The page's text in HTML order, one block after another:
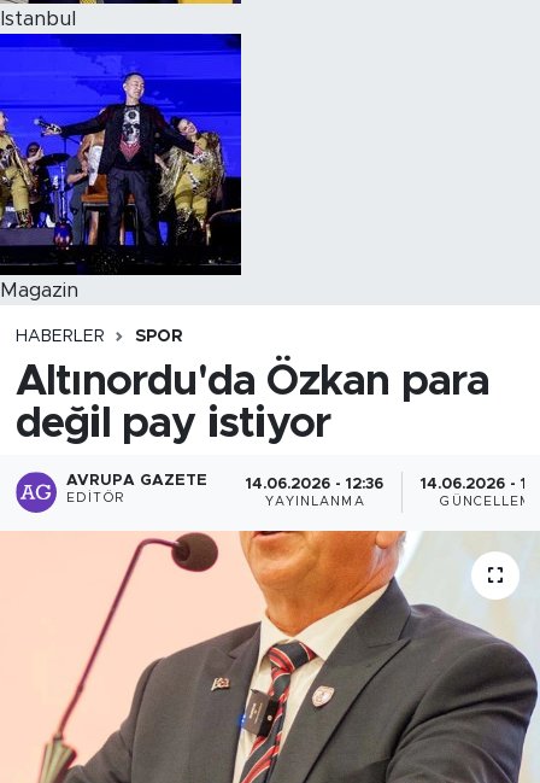
Istanbul
Magazin
HABERLER SPOR
Altınordu'da Özkan para
değil pay istiyor
AVRUPA GAZETE
EDITÖR
14.06.2026 - 12:36
YAYINLANMA
14.06.2026 -